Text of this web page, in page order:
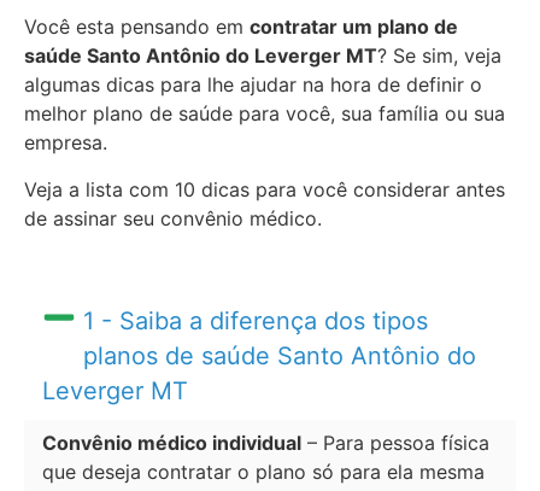
Você esta pensando em contratar um plano de
saúde Santo Antônio do Leverger MT? Se sim, veja
algumas dicas para lhe ajudar na hora de definir o
melhor plano de saúde para você, sua família ou sua
empresa.
Veja a lista com 10 dicas para você considerar antes
de assinar seu convênio médico.
1 - Saiba a diferença dos tipos
planos de saúde Santo Antônio do
Leverger MT
Convênio médico individual – Para pessoa física
que deseja contratar o plano só para ela mesma